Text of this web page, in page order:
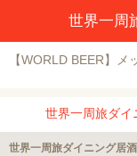
世界一周
【WORLD BEER】メ
世界一周旅ダイ
世界一周旅ダイニング居